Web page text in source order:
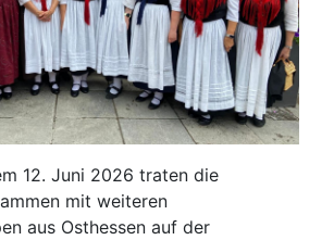
12. Juni 2026 traten die
mit weiteren
aus Osthessen auf der